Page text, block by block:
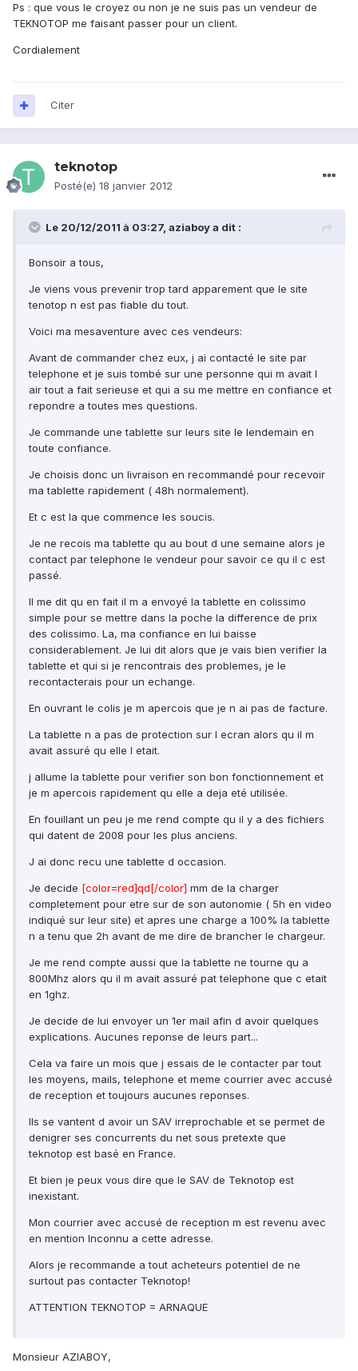
Ps : que vous le croyez ou non je ne suis pas un vendeur de
TEKNOTOP me faisant passer pour un client.
Cordialement
Citer
teknotop
Posté(e) 18 janvier 2012
Le 20/12/2011 à 03:27, aziaboy a dit :
Bonsoir a tous,
Je viens vous prevenir trop tard apparement que le site
tenotop n est pas fiable du tout.
Voici ma mesaventure avec ces vendeurs:
Avant de commander chez eux, j ai contacté le site par
telephone et je suis tombé sur une personne qui m avait l
air tout a fait serieuse et qui a su me mettre en confiance et
repondre a toutes mes questions.
Je commande une tablette sur leurs site le lendemain en
toute confiance.
Je choisis donc un livraison en recommandé pour recevoir
ma tablette rapidement ( 48h normalement).
Et c est la que commence les soucis.
Je ne recois ma tablette qu au bout d une semaine alors je
contact par telephone le vendeur pour savoir ce qu il c est
passé.
Il me dit qu en fait il m a envoyé la tablette en colissimo
simple pour se mettre dans la poche la difference de prix
des colissimo. La, ma confiance en lui baisse
considerablement. Je lui dit alors que je vais bien verifier la
tablette et qui si je rencontrais des problemes, je le
recontacterais pour un echange.
En ouvrant le colis je m apercois que je n ai pas de facture.
La tablette n a pas de protection sur l ecran alors qu il m
avait assuré qu elle l etait.
j allume la tablette pour verifier son bon fonctionnement et
je m apercois rapidement qu elle a deja eté utilisée.
En fouillant un peu je me rend compte qu il y a des fichiers
qui datent de 2008 pour les plus anciens.
J ai donc recu une tablette d occasion.
Je decide [color=red]qd[/color] mm de la charger
completement pour etre sur de son autonomie ( 5h en video
indiqué sur leur site) et apres une charge a 100% la tablette
n a tenu que 2h avant de me dire de brancher le chargeur.
Je me rend compte aussi que la tablette ne tourne qu a
800Mhz alors qu il m avait assuré pat telephone que c etait
en 1ghz.
Je decide de lui envoyer un 1er mail afin d avoir quelques
explications. Aucunes reponse de leurs part...
Cela va faire un mois que j essais de le contacter par tout
les moyens, mails, telephone et meme courrier avec accusé
de reception et toujours aucunes reponses.
Ils se vantent d avoir un SAV irreprochable et se permet de
denigrer ses concurrents du net sous pretexte que
teknotop est basé en France.
Et bien je peux vous dire que le SAV de Teknotop est
inexistant.
Mon courrier avec accusé de reception m est revenu avec
en mention Inconnu a cette adresse.
Alors je recommande a tout acheteurs potentiel de ne
surtout pas contacter Teknotop!
ATTENTION TEKNOTOP = ARNAQUE
Monsieur AZIABOY,